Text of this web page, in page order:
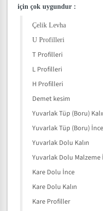
için çok uygundur :
Çelik Levha
U Profilleri
T Profilleri
L Profilleri
H Profilleri
Demet kesim
Yuvarlak Tüp (Boru)
Yuvarlak Tüp (Boru) İnce
Yuvarlak Dolu Kalın
Yuvarlak Dolu Malzeme
Kare Dolu İnce
Kare Dolu Kalın
Kare Profiller